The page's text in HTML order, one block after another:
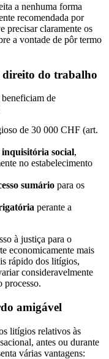
a nenhuma forma
recomendada por
precisar claramente os
a vontade de pôr termo
direito do trabalho
de
de 30 000 CHF (art.
social,
no estabelecimento
sumário para os
perante a
à justiça para o
economicamente mais
rápido dos litígios,
consideravelmente
processo.
amigável
litígios relativos às
antes ou durante
várias vantagens: